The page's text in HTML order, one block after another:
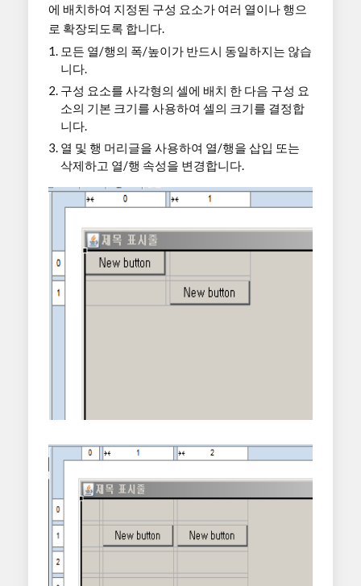
에 배치하여 지정된 구성 요소가 여러 열이나 행으
로 확장되도록 합니다.
모든 열/행의 폭/높이가 반드시 동일하지는 않습
니다.
구성 요소를 사각형의 셀에 배치 한 다음 구성 요
소의 기본 크기를 사용하여 셀의 크기를 결정합
니다.
열 및 행 머리글을 사용하여 열/행을 삽입 또는
삭제하고 열/행 속성을 변경합니다.